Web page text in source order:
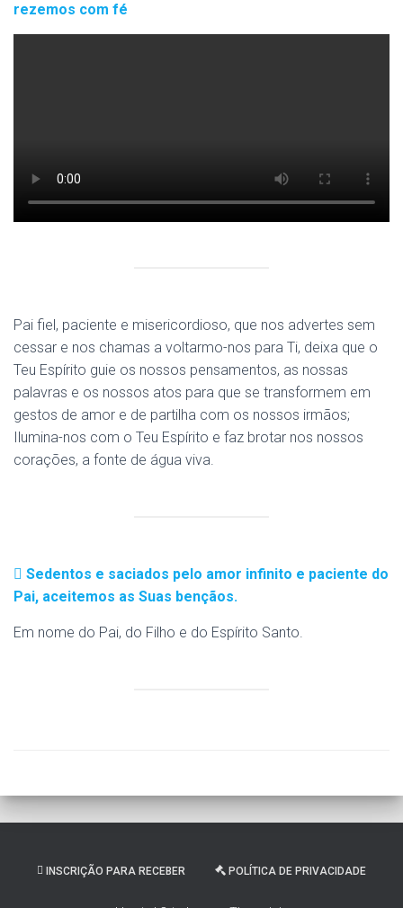
rezemos com fé
Pai fiel, paciente e misericordioso, que nos advertes sem
cessar e nos chamas a voltarmo-nos para Ti, deixa que o
Teu Espírito guie os nossos pensamentos, as nossas
palavras e os nossos atos para que se transformem em
gestos de amor e de partilha com os nossos irmãos;
Ilumina-nos com o Teu Espírito e faz brotar nos nossos
corações, a fonte de água viva.
Sedentos e saciados pelo amor infinito e paciente do
Pai, aceitemos as Suas bençãos.
Em nome do Pai, do Filho e do Espírito Santo.
INSCRIÇÃO PARA RECEBER POLÍTICA DE PRIVACIDADE